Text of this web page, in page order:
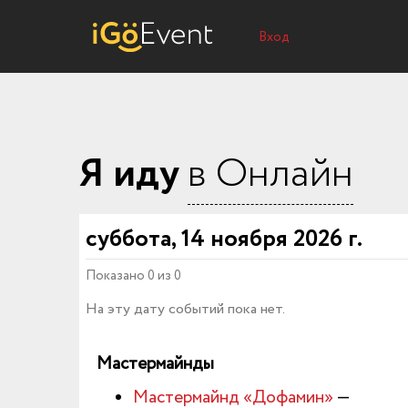
Вход
Я идув Онлайн
суббота, 14 ноября 2026 г.
Показано 0 из 0
На эту дату событий пока нет.
Мастермайнды
Мастермайнд «Дофамин» —